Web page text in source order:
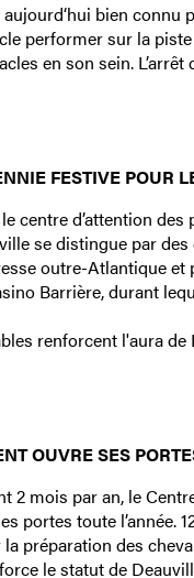
bien connu
performer sur la
en son sein.
FESTIVE POUR
centre d’attention
se distingue par
outre-Atlantique
Barrière, durant
renforcent l'aura
OUVRE SES
2 mois par an, le
portes toute l’année.
préparation des
le statut de